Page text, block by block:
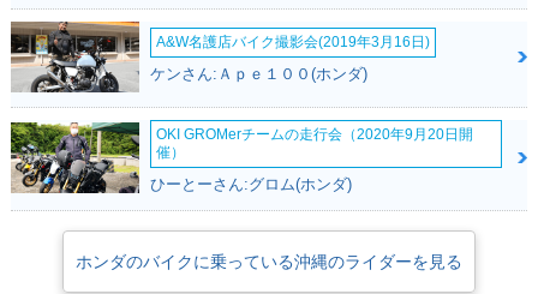
A&W名護店バイク撮影会(2019年3月16日)
ケンさん:Ａｐｅ１００(ホンダ)
OKI GROMerチームの走行会（2020年9月20日開
催）
ひーとーさん:グロム(ホンダ)
ホンダのバイクに乗っている沖縄のライダーを見る